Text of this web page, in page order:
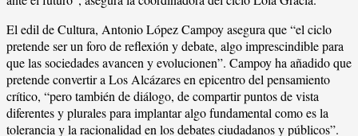
El edil de Cultura, Antonio López Campoy asegura que “el ciclo
pretende ser un foro de reflexión y debate, algo imprescindible para
que las sociedades avancen y evolucionen”. Campoy ha añadido que
pretende convertir a Los Alcázares en epicentro del pensamiento
crítico, “pero también de diálogo, de compartir puntos de vista
diferentes y plurales para implantar algo fundamental como es la
tolerancia y la racionalidad en los debates ciudadanos y públicos”.